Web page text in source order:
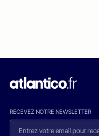
RECEVEZ NOTRE NEWSLETTER